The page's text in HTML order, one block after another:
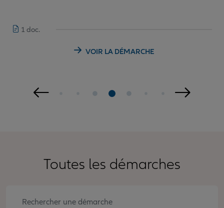
1 doc.
VOIR LA DÉMARCHE
Toutes les démarches